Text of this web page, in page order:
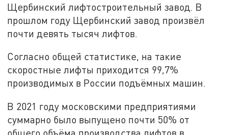
Щербинский лифтостроительный завод. В
прошлом году Щербинский завод произвёл
почти девять тысяч лифтов.
Согласно общей статистике, на такие
скоростные лифты приходится 99,7%
производимых в России подъёмных машин.
В 2021 году московскими предприятиями
суммарно было выпущено почти 50% от